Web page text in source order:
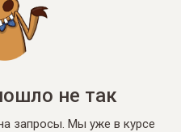
не так
запросы. Мы уже в курсе